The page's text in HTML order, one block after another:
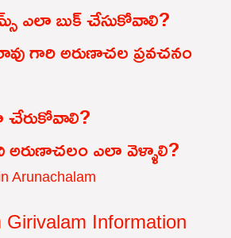
ఎలా బుక్ చేసుకోవాలి?
గారి అరుణాచల ప్రవచనం
అరుణాచలం ఎలా వెళ్ళాలి?
Arunachalam
Girivalam Information